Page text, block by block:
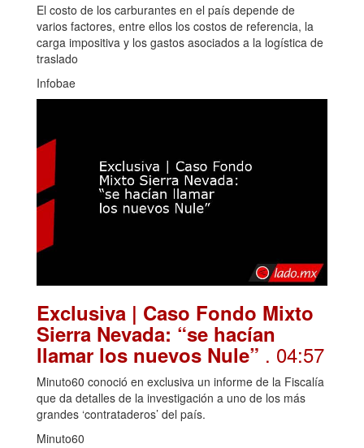
El costo de los carburantes en el país depende de
varios factores, entre ellos los costos de referencia, la
carga impositiva y los gastos asociados a la logística de
traslado
Infobae
Exclusiva | Caso Fondo Mixto
Sierra Nevada: “se hacían
llamar los nuevos Nule” . 04:57
Minuto60 conoció en exclusiva un informe de la Fiscalía
que da detalles de la investigación a uno de los más
grandes ‘contrataderos’ del país.
Minuto60